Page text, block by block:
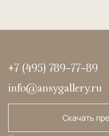
+7 (495) 789-77-89
info@ansygallery.ru
Скачать